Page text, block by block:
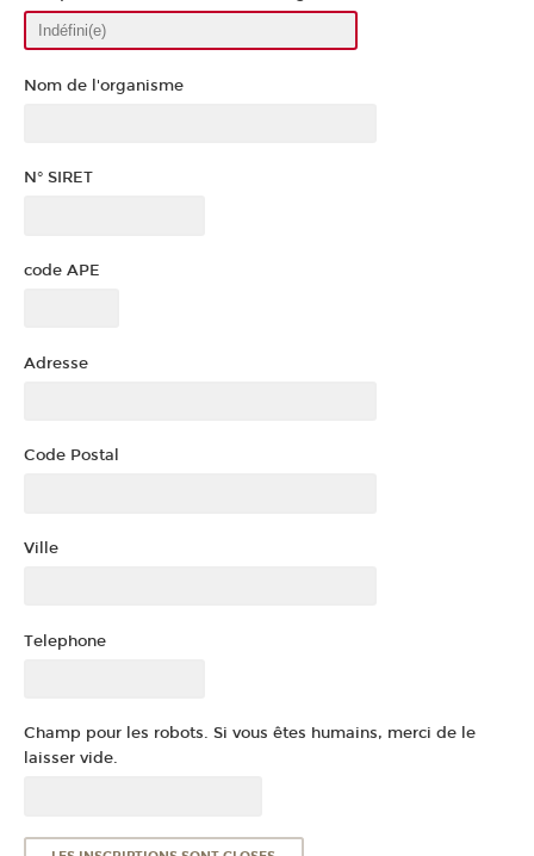
Nom de l'organisme
N° SIRET
code APE
Adresse
Code Postal
Ville
Telephone
Champ pour les robots. Si vous êtes humains, merci de le
laisser vide.